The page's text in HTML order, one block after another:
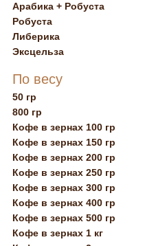
Арабика + Робуста
Робуста
Либерика
Эксцельза
По весу
50 гр
800 гр
Кофе в зернах 100 гр
Кофе в зернах 150 гр
Кофе в зернах 200 гр
Кофе в зернах 250 гр
Кофе в зернах 300 гр
Кофе в зернах 400 гр
Кофе в зернах 500 гр
Кофе в зернах 1 кг